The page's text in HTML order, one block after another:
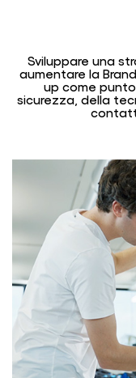
Sviluppare una
aumentare la
up come
sicurezza, della